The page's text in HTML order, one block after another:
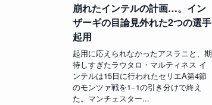
崩れたインテルの計画…。イン
ザーギの目論見外れた2つの選手
起用
起用に応えられなかったアスラニと、期
待しすぎたラウタロ・マルティネス イ
ンテルは15日に行われたセリエA第4節
のモンツァ戦を1−1の引き分けで終え
た。マンチェスター...